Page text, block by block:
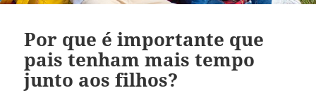
Por que é importante que
pais tenham mais tempo
junto aos filhos?